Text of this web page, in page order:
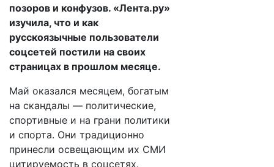
позоров и конфузов. «Лента.ру»
изучила, что и как
русскоязычные пользователи
соцсетей постили на своих
страницах в прошлом месяце.
Май оказался месяцем, богатым
на скандалы — политические,
спортивные и на грани политики
и спорта. Они традиционно
принесли освещающим их СМИ
цитируемость в соцсетях.